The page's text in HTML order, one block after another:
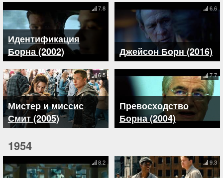
Идентификация
Борна (2002)
7.8
Джейсон Борн (2016)
6.6
Мистер и миссис
Смит (2005)
6.5
Превосходство
Борна (2004)
7.7
1954
8.2 9.3